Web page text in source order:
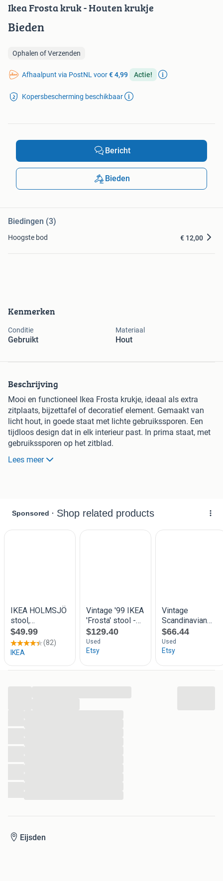
Kenmerken
Conditie
Gebruikt
Materiaal
Hout
Beschrijving
Mooi en functioneel Ikea Frosta krukje, ideaal als extra
zitplaats, bijzettafel of decoratief element. Gemaakt van
licht hout, in goede staat met lichte gebruikssporen. Een
tijdloos design dat in elk interieur past. In prima staat, met
gebruikssporen op het zitblad.
Ophalen omgeving Maastricht, eventuele verzendkosten
Lees meer
Eijsden
Ikea Frosta kruk - Houten krukje
Bieden
Ophalen of Verzenden
Afhaalpunt via PostNL voor€ 4,99 Actie!
Kopersbescherming beschikbaar
Bericht
Bieden
Biedingen (3)
Hoogste bod € 12,00